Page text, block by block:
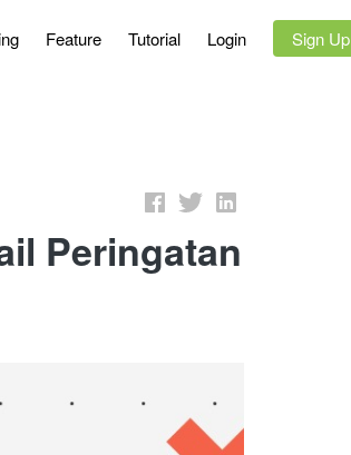
Feature Tutorial Login `
Sign Up
Peringatan